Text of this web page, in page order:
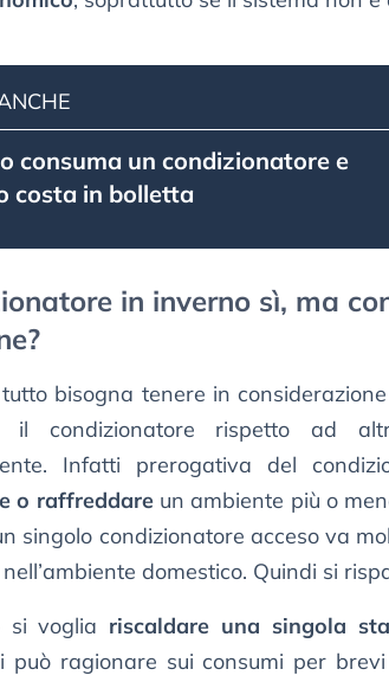
consuma un condizionatore e
costa in bolletta
in inverno sì, ma
bisogna tenere in
il condizionatore rispetto ad
Infatti prerogativa del
o raffreddare un ambiente più o
singolo condizionatore acceso va
domestico. Quindi si
si voglia riscaldare una singola
può ragionare sui consumi per